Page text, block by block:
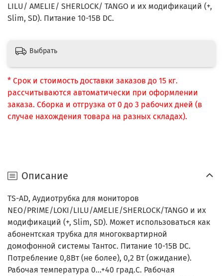
LILU/ AMELIE/ SHERLOCK/ TANGO и их модификаций (+,
Slim, SD). Питание 10-15В DC.
Выбрать
* Срок и стоимость доставки заказов до 15 кг.
рассчитываются автоматически при оформлении
заказа. Сборка и отгрузка от 0 до 3 рабочих дней (в
случае нахождения товара на разных складах).
Описание
TS-AD, Аудиотрубка для мониторов
NEO/PRIME/LOKI/LILU/AMELIE/SHERLOCK/TANGO и их
модификаций (+, Slim, SD). Может использоваться как
абонентская трубка для многоквартирной
домофонной системы Тантос. Питание 10-15В DC.
Потребление 0,8Вт (не более), 0,2 Вт (ожидание).
Рабочая температура 0...+40 град.С. Рабочая